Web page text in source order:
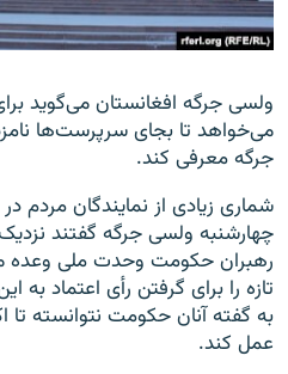
صفحه پشتو
Azadi English
به ما بپیوندید
همۀ سایت‌های رادیو آزادی/
ولسی جرگه افغانستان می‌گوید
می‌خواهد تا بجای سرپرست‌ها نامزد
جرگه معرفی کند.
شماری زیادی از نمایندگان
رهبران حکومت وحدت ملی وعده
تازه را برای گرفتن رأی اعتماد به
به گفته آنان حکومت نتوانسته
عمل کند.